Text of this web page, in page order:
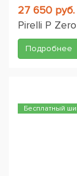
27 650 руб.
Pirelli P
Подробнее
Бесплатный